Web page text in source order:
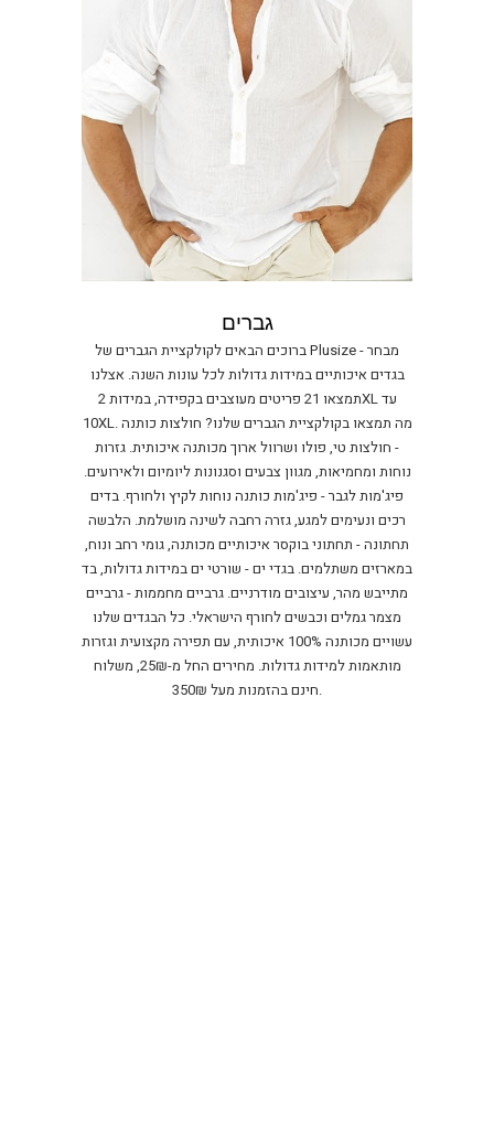
גברים
ברוכים הבאים לקולקציית הגברים של Plusize - מבחר
בגדים איכותיים במידות גדולות לכל עונות השנה. אצלנו
תמצאו 21 פריטים מעוצבים בקפידה, במידות 2XL עד
10XL. מה תמצאו בקולקציית הגברים שלנו? חולצות כותנה
- חולצות טי, פולו ושרוול ארוך מכותנה איכותית. גזרות
נוחות ומחמיאות, מגוון צבעים וסגנונות ליומיום ולאירועים.
פיג'מות לגבר - פיג'מות כותנה נוחות לקיץ ולחורף. בדים
רכים ונעימים למגע, גזרה רחבה לשינה מושלמת. הלבשה
תחתונה - תחתוני בוקסר איכותיים מכותנה, גומי רחב ונוח,
במארזים משתלמים. בגדי ים - שורטי ים במידות גדולות, בד
מתייבש מהר, עיצובים מודרניים. גרביים מחממות - גרביים
מצמר גמלים וכבשים לחורף הישראלי. כל הבגדים שלנו
עשויים מכותנה 100% איכותית, עם תפירה מקצועית וגזרות
מותאמות למידות גדולות. מחירים החל מ-25₪, משלוח
חינם בהזמנות מעל 350₪.